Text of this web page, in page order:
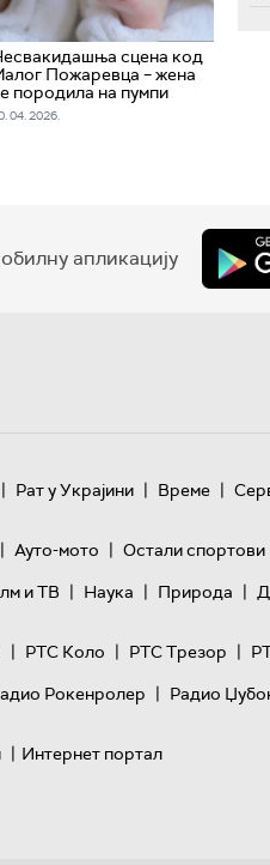
сцена код
Пожаревца – жена
породила на пумпи
04. 2026.
апликацију
| Рат у Украјини | Време |
| Ауто-мото | Остали спортови
и ТВ | Наука | Природа |
| РТС Коло | РТС Трезор |
Рокенролер | Радио
| Интернет портал